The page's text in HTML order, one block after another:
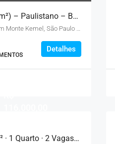
Apartamento 3 suítes (141m²) – Paulistano – Bairro Privativo
Rua David Ben Gurion, 955 - Jardim Monte Kemel, São Paulo - SP, Brasil
Detalhes
Apartamento padrão · 79m² · 1 Quarto · 2 Vagas – Palmas